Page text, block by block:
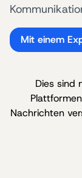
Mit einem
Dies sind
Nachrichten